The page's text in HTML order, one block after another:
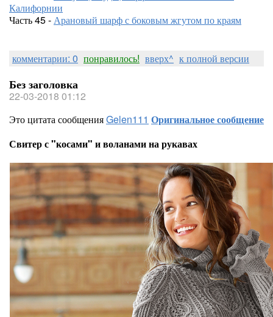
Калифорнии
Часть 45 -Арановый шарф с боковым жгутом по краям
комментарии: 0 понравилось! вверх^ к полной версии
Без заголовка
22-03-2018 01:12
Это цитата сообщенияGelen111 Оригинальное сообщение
Свитер с "косами" и воланами на рукавах